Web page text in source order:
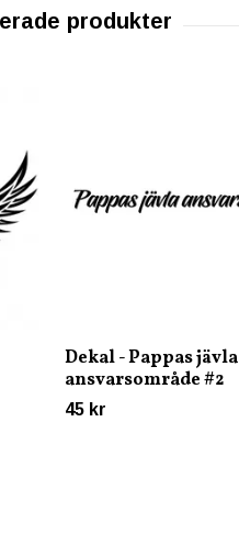
Dekal - Pappas jävla
ansvarsområde #2
45 kr